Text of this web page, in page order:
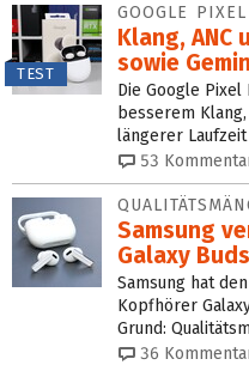
TEST
GOOGLE
Klang,
sowie
Die Google
besserem
längerer
53
Samsung
Galaxy
Samsung hat
Kopfhörer
Grund:
36